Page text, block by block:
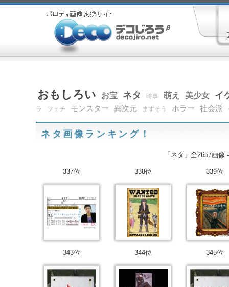
おもしろい お宝 ネタ 時事 萌え 美少女 イ
ラ フェチ モンスター 異次元 まずそう ホラー 社会派
ネタ画像ランキング！
「ネタ」全2657画像
337位 338位 339位
343位 344位 345位